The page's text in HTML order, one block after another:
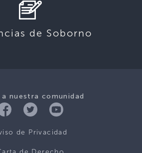
de Soborno
a nuestra comunidad
de Privacidad